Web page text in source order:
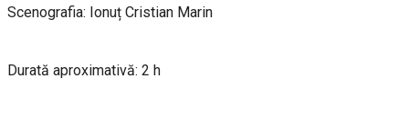
Scenografia: Ionuț Cristian Marin
Durată aproximativă: 2 h